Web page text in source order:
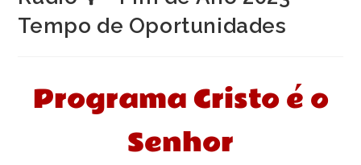
Tempo de Oportunidades
Programa Cristo é o
Senhor